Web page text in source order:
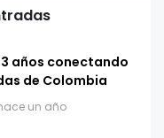
años conectando
de Colombia
un año